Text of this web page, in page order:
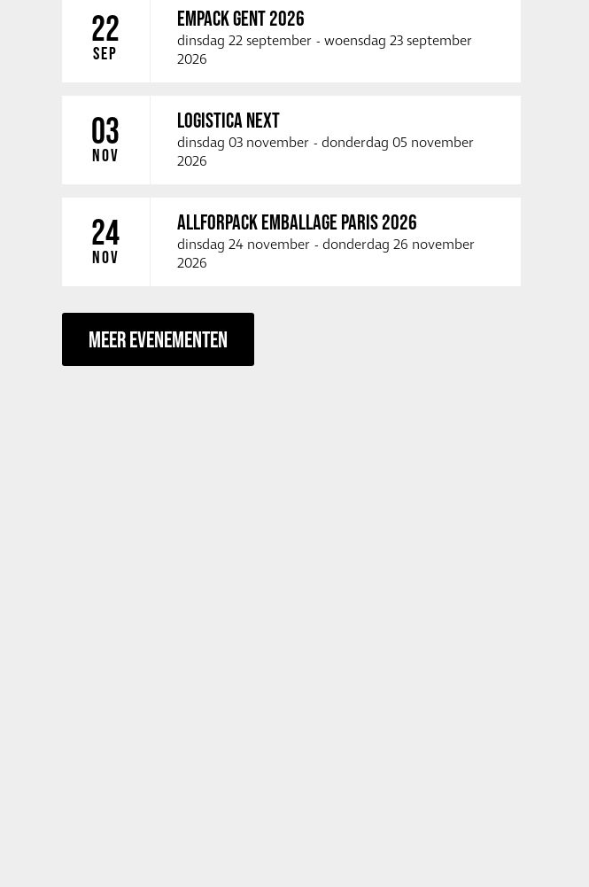
22
SEP
EMPACK GENT 2026
dinsdag 22 september - woensdag 23 september
2026
03
NOV
LOGISTICA NEXT
dinsdag 03 november - donderdag 05 november
2026
24
NOV
ALLFORPACK EMBALLAGE PARIS 2026
dinsdag 24 november - donderdag 26 november
2026
MEER EVENEMENTEN